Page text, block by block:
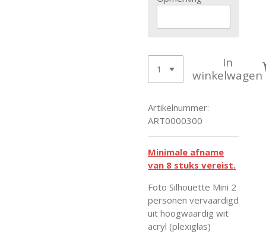
In
winkelwagen
Artikelnummer:
ART0000300
Minimale afname
van 8 stuks vereist.
Foto Silhouette Mini 2
personen vervaardigd
uit hoogwaardig wit
acryl (plexiglas)